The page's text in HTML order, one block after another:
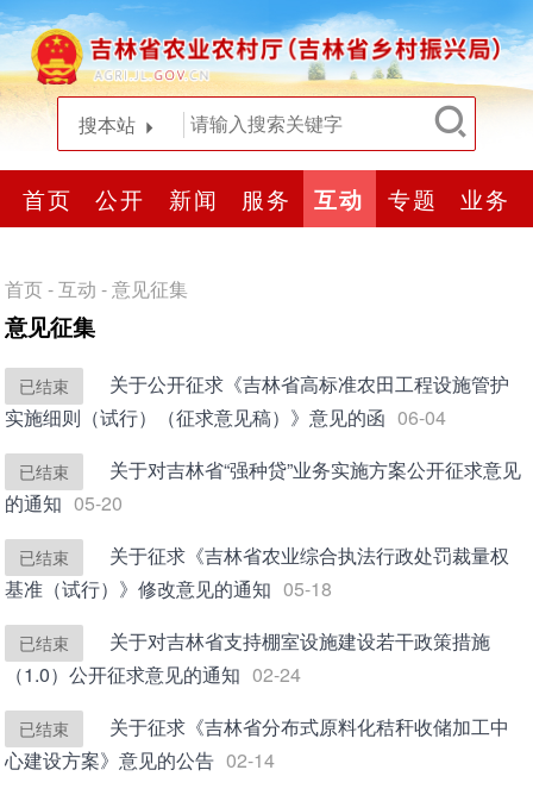
搜本站
首页 公开 新闻 服务 互动 专题 业务
首页-互动 -意见征集
意见征集
已结束
关于公开征求《吉林省高标准农田工程设施管护
实施细则（试行）（征求意见稿）》意见的函 06-04
已结束
关于对吉林省“强种贷”业务实施方案公开征求意见
的通知 05-20
已结束
关于征求《吉林省农业综合执法行政处罚裁量权
基准（试行）》修改意见的通知 05-18
已结束
关于对吉林省支持棚室设施建设若干政策措施
（1.0）公开征求意见的通知 02-24
已结束
关于征求《吉林省分布式原料化秸秆收储加工中
心建设方案》意见的公告 02-14